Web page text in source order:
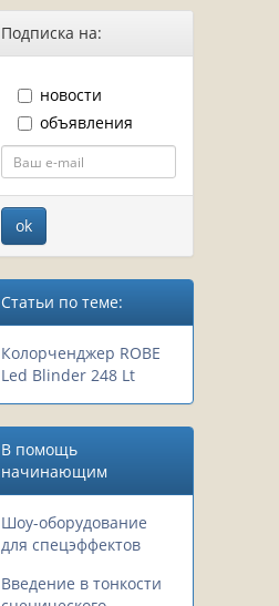
Подписка на:
новости
объявления
Статьи по теме:
Колорченджер ROBE
Led Blinder 248 Lt
В помощь
начинающим
Шоу-оборудование
для спецэффектов
Введение в тонкости